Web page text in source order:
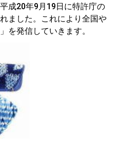
成20年9月19日に特許庁の
ました。これにより全国や
を発信していきます。